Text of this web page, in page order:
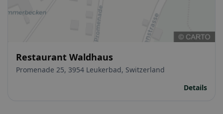
Restaurant Waldhaus
Promenade 25, 3954 Leukerbad, Switzerland
Details